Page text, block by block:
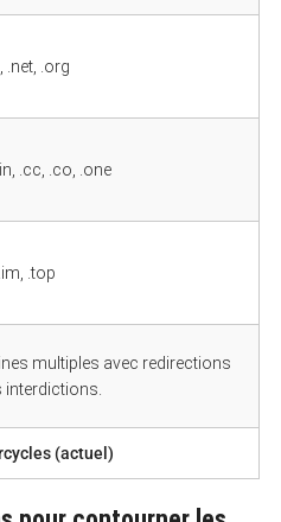
.org
.cc, .co, .one
.top
multiples avec redirections
(actuel)